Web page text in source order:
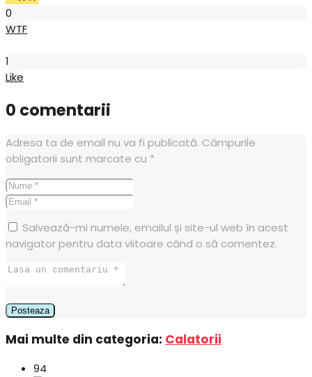
0
WTF
1
Like
0 comentarii
Adresa ta de email nu va fi publicată. Câmpurile
obligatorii sunt marcate cu *
Salvează-mi numele, emailul și site-ul web în acest
navigator pentru data viitoare când o să comentez.
Mai multe din categoria: Calatorii
94